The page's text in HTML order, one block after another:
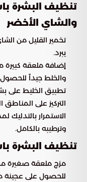
تنظيف البشرة
والشاي الأخضر
تخمير القليل من
يبرد.
إضافة ملعقة كبيرة
والخلط جيداً
تطبيق الخليط على
التركيز على المناطق
وترطيبه بالكامل.
تنظيف البشرة
مزج ملعقة صغيرة
للحصول على عجينة